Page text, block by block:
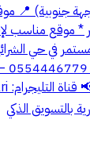
للاستثمار في مكة – الشرائع
أرض تجارية * المساحة: 400 م² *
في حي